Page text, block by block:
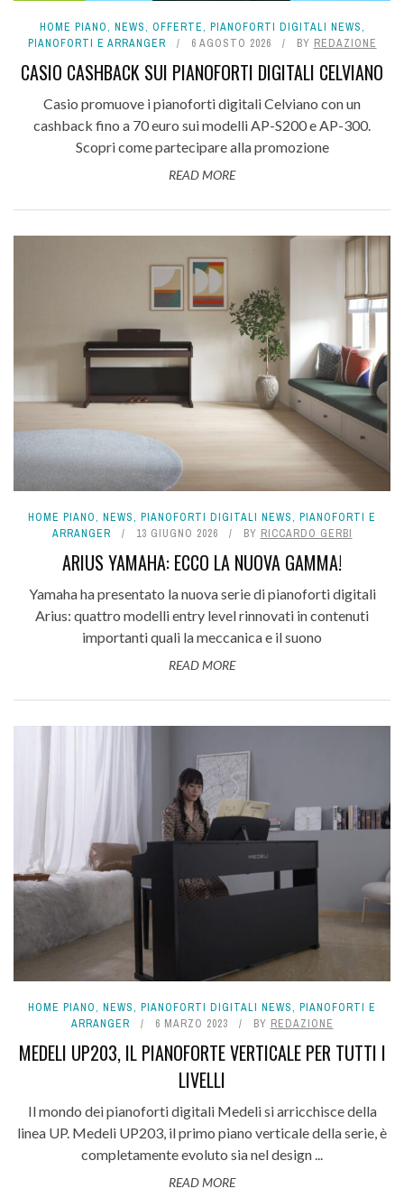
HOME PIANO, NEWS, OFFERTE, PIANOFORTI DIGITALI NEWS,
PIANOFORTI E ARRANGER
6 AGOSTO 2026 BY REDAZIONE
CASIO CASHBACK SUI PIANOFORTI DIGITALI CELVIANO
Casio promuove i pianoforti digitali Celviano con un
cashback fino a 70 euro sui modelli AP-S200 e AP-300.
Scopri come partecipare alla promozione
READ MORE
HOME PIANO, NEWS, PIANOFORTI DIGITALI NEWS, PIANOFORTI E
ARRANGER
13 GIUGNO 2026 BY RICCARDO GERBI
ARIUS YAMAHA: ECCO LA NUOVA GAMMA!
Yamaha ha presentato la nuova serie di pianoforti digitali
Arius: quattro modelli entry level rinnovati in contenuti
importanti quali la meccanica e il suono
READ MORE
HOME PIANO, NEWS, PIANOFORTI DIGITALI NEWS, PIANOFORTI E
ARRANGER
6 MARZO 2023 BY REDAZIONE
MEDELI UP203, IL PIANOFORTE VERTICALE PER TUTTI I
LIVELLI
Il mondo dei pianoforti digitali Medeli si arricchisce della
linea UP. Medeli UP203, il primo piano verticale della serie, è
completamente evoluto sia nel design ...
READ MORE